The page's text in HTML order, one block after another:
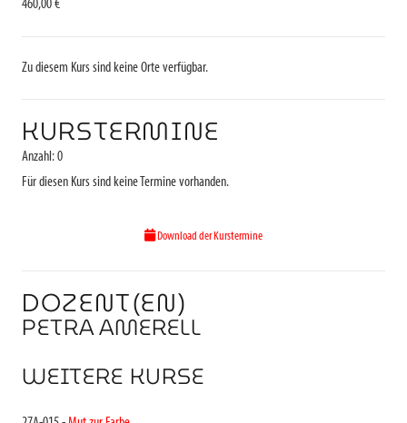
460,00 €
Zu diesem Kurs sind keine Orte verfügbar.
KURSTERMINE
Anzahl: 0
Für diesen Kurs sind keine Termine vorhanden.
Download der Kurstermine
DOZENT(EN)
PETRA AMERELL
WEITERE KURSE